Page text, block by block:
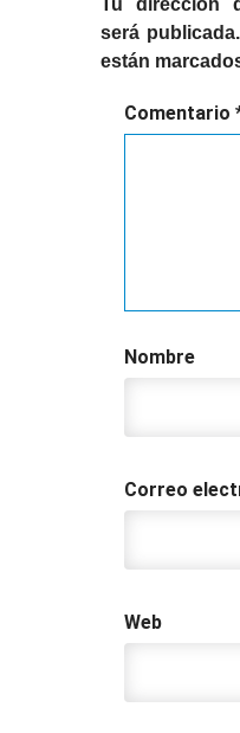
Tu dirección
será publicada.
están
Comentario
Nombre
Correo
Web